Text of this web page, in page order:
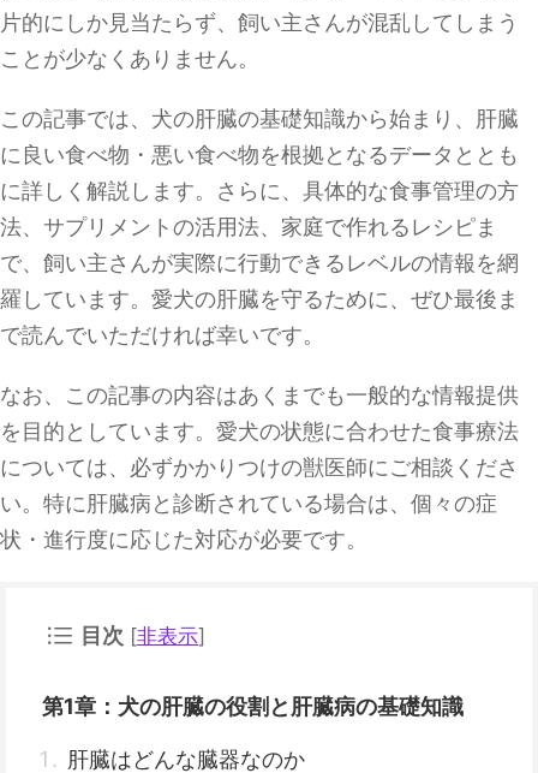
片的にしか見当たらず、飼い主さんが混乱してしまう
ことが少なくありません。
この記事では、犬の肝臓の基礎知識から始まり、肝臓
に良い食べ物・悪い食べ物を根拠となるデータととも
に詳しく解説します。さらに、具体的な食事管理の方
法、サプリメントの活用法、家庭で作れるレシピま
で、飼い主さんが実際に行動できるレベルの情報を網
羅しています。愛犬の肝臓を守るために、ぜひ最後ま
で読んでいただければ幸いです。
なお、この記事の内容はあくまでも一般的な情報提供
を目的としています。愛犬の状態に合わせた食事療法
については、必ずかかりつけの獣医師にご相談くださ
い。特に肝臓病と診断されている場合は、個々の症
状・進行度に応じた対応が必要です。
目次 [非表示]
第1章：犬の肝臓の役割と肝臓病の基礎知識
肝臓はどんな臓器なのか